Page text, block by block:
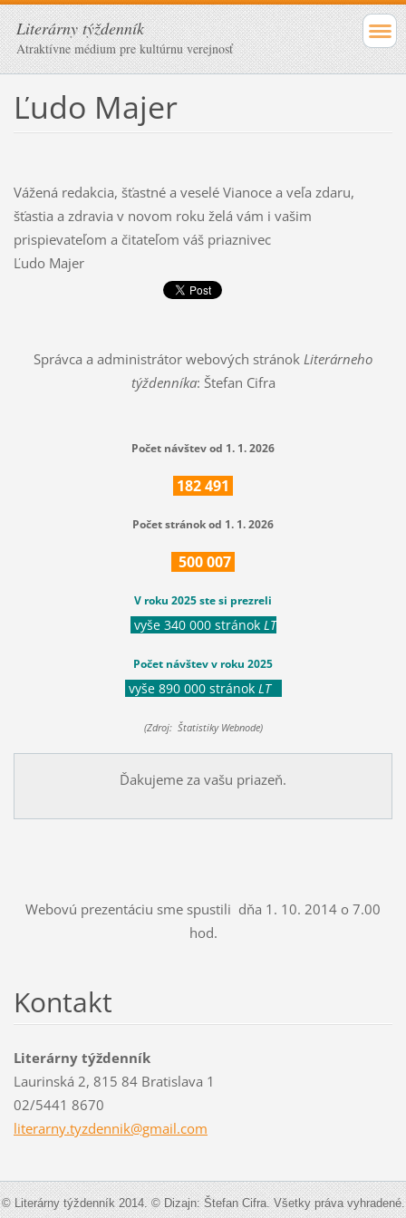
Literárny týždenník
Atraktívne médium pre kultúrnu verejnosť
Ľudo Majer
Vážená redakcia, šťastné a veselé Vianoce a veľa zdaru,
šťastia a zdravia v novom roku želá vám i vašim
prispievateľom a čitateľom váš priaznivec
Ľudo Majer
Správca a administrátor webových stránok Literárneho
týždenníka: Štefan Cifra
Počet návštev od 1. 1. 2026
182491
Počet stránok od 1. 1. 2026
500007
V roku 2025 ste si prezreli
vyše 340 000 stránok LT
Počet návštev v roku 2025
vyše 890 000 stránok LT
(Zdroj: Štatistiky Webnode)
Ďakujeme za vašu priazeň.
Webovú prezentáciu sme spustili dňa 1. 10. 2014 o 7.00
hod.
Kontakt
Literárny týždenník
Laurinská 2, 815 84 Bratislava 1
02/5441 8670
literarny.tyzdennik@gmail.com
© Literárny týždenník 2014. © Dizajn: Štefan Cifra. Všetky práva vyhradené.